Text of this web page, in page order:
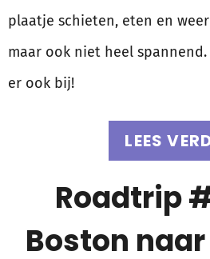
plaatje schieten, eten en
maar ook niet heel spannend.
er ook bij!
LEES
Roadtrip
Boston